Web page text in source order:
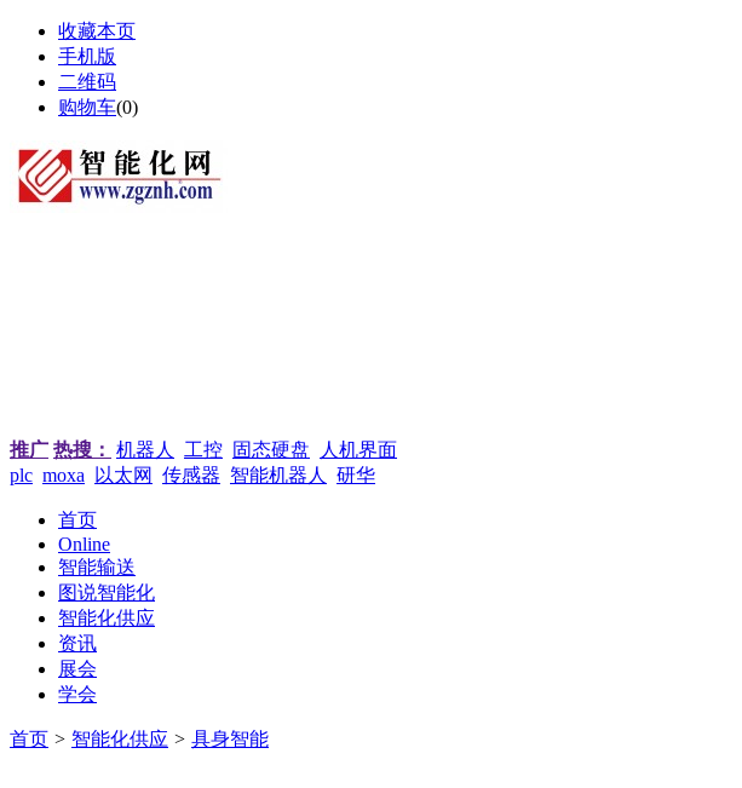
收藏本页
手机版
二维码
购物车(0)
推广 热搜： 机器人 工控 固态硬盘
人机界面
plc moxa 以太网 传感器 智能机器人 研华
首页
Online
智能输送
图说智能化
智能化供应
资讯
展会
学会
首页 > 智能化供应 > 具身智能